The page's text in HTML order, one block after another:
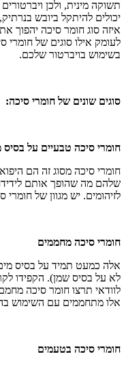
תשוקה מינית, ולכן
יכולים להיתקל ביובש
איזה סוג חומר סיכה יהפוך
לעומק אילו סוגים של חומרי
בשימוש בויברטור שלכם.
סוגים שונים של חומרי סיכה:
חומרי סיכה טבעיים על בסיס
שלהם מה שהופך אותם
לזיהומים. יש מגוון של
חומרי סיכה מחממים
אלה כמעט תמיד על בסיס מים
לא על בסיס שמן). הקפידו
לוודאי תרצו חומר סיכה
אלו מתחממים עם השימוש
חומרי סיכה בטעמים